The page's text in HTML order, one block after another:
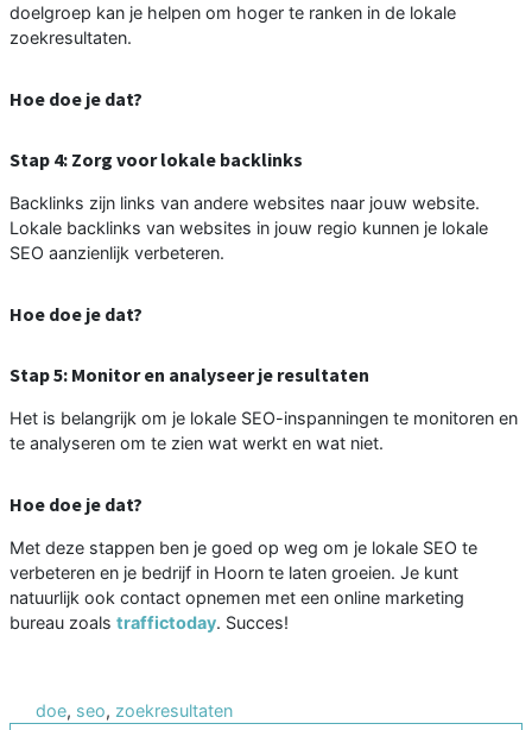
doelgroep kan je helpen om hoger te ranken in de lokale
zoekresultaten.
Hoe doe je dat?
Stap 4: Zorg voor lokale backlinks
Backlinks zijn links van andere websites naar jouw website.
Lokale backlinks van websites in jouw regio kunnen je lokale
SEO aanzienlijk verbeteren.
Hoe doe je dat?
Stap 5: Monitor en analyseer je resultaten
Het is belangrijk om je lokale SEO-inspanningen te monitoren en
te analyseren om te zien wat werkt en wat niet.
Hoe doe je dat?
Met deze stappen ben je goed op weg om je lokale SEO te
verbeteren en je bedrijf in Hoorn te laten groeien. Je kunt
natuurlijk ook contact opnemen met een online marketing
bureau zoals traffictoday. Succes!
doe, seo, zoekresultaten